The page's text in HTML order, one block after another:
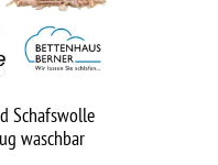
Schafswolle
waschbar